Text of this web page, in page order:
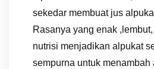
sekedar membuat jus
Rasanya yang enak
nutrisi menjadikan alpukat
sempurna untuk menambah